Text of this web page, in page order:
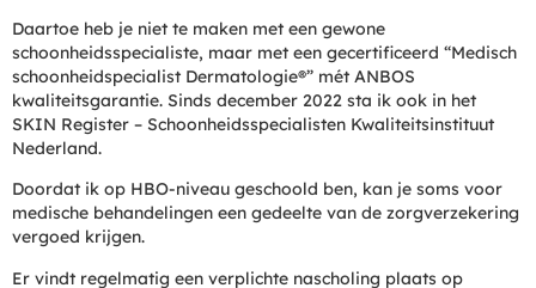
Daartoe heb je niet te maken met een gewone
schoonheidsspecialiste, maar met een gecertificeerd “Medisch
schoonheidspecialist Dermatologie®” mét ANBOS
kwaliteitsgarantie. Sinds december 2022 sta ik ook in het
SKIN Register – Schoonheidsspecialisten Kwaliteitsinstituut
Nederland.
Doordat ik op HBO-niveau geschoold ben, kan je soms voor
medische behandelingen een gedeelte van de zorgverzekering
vergoed krijgen.
Er vindt regelmatig een verplichte nascholing plaats op